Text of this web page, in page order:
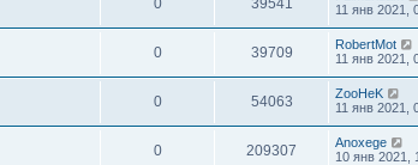
0 39541
11 янв 2021,
0 39709
RobertMot
11 янв 2021,
0 54063
ZooHeK
11 янв 2021,
0 209307
Anoxege
10 янв 2021,